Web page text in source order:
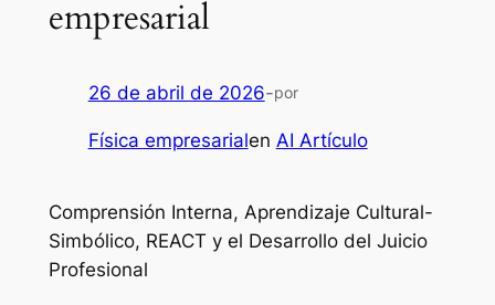
empresarial
26 de abril de 2026-por
Física empresarialen AI Artículo
Comprensión Interna, Aprendizaje Cultural-
Simbólico, REACT y el Desarrollo del Juicio
Profesional